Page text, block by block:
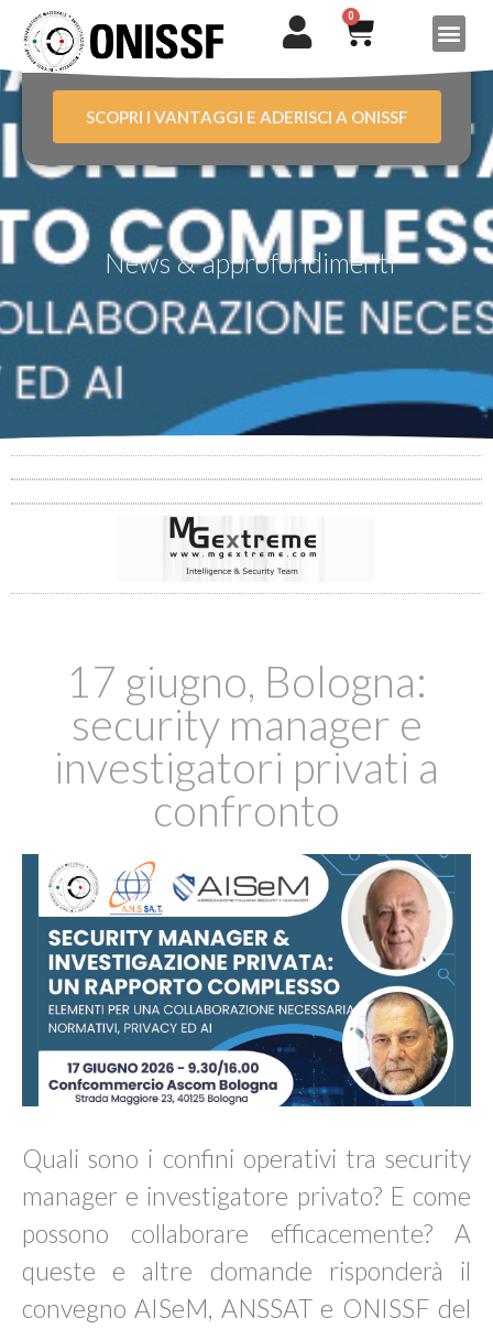
0
News & approfondimenti
SCOPRI I VANTAGGI E ADERISCI A ONISSF
17 giugno, Bologna:
security manager e
investigatori privati a
confronto
Quali sono i confini operativi tra security
manager e investigatore privato? E come
possono collaborare efficacemente? A
queste e altre domande risponderà il
convegno AISeM, ANSSAT e ONISSF del